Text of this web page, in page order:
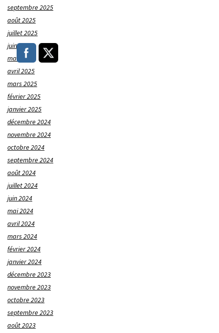
septembre 2025
août 2025
juillet 2025
juin 2025
mai 2025
avril 2025
mars 2025
février 2025
janvier 2025
décembre 2024
novembre 2024
octobre 2024
septembre 2024
août 2024
juillet 2024
juin 2024
mai 2024
avril 2024
mars 2024
février 2024
janvier 2024
décembre 2023
novembre 2023
octobre 2023
septembre 2023
août 2023